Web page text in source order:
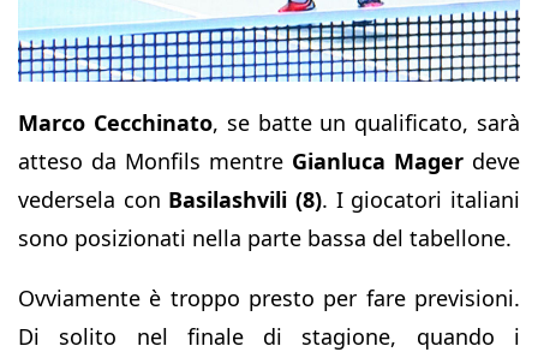
Marco Cecchinato, se batte un qualificato, sarà
atteso da Monfils mentre Gianluca Mager deve
vedersela con Basilashvili (8). I giocatori italiani
sono posizionati nella parte bassa del tabellone.
Ovviamente è troppo presto per fare previsioni.
Di solito nel finale di stagione, quando i